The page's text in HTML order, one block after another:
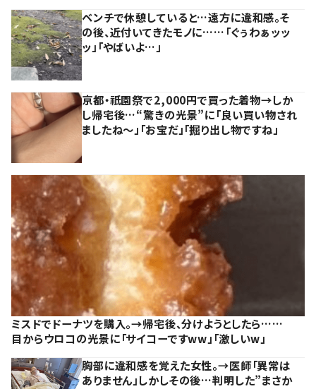
ベンチで休憩していると…遠方に違和感。そ
の後、近付いてきたモノに……「ぐぅわぁッッ
ッ」「やばいよ…」
京都・祇園祭で2,000円で買った着物→しか
し帰宅後…“驚きの光景”に「良い買い物され
ましたね～」「お宝だ」「掘り出し物ですね」
ミスドでドーナツを購入。→帰宅後、分けようとしたら……
目からウロコの光景に「サイコーですww」「激しいw」
胸部に違和感を覚えた女性。→医師「異常は
ありません」しかしその後…判明した”まさか